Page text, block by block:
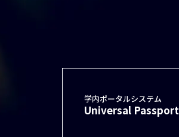
学内ポータルシステム
Universal Passport